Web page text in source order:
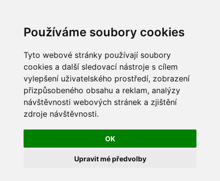
Používáme soubory cookies
Tyto webové stránky používají soubory
cookies a další sledovací nástroje s cílem
vylepšení uživatelského prostředí, zobrazení
přizpůsobeného obsahu a reklam, analýzy
návštěvnosti webových stránek a zjištění
zdroje návštěvnosti.
OK
Upravit mé předvolby